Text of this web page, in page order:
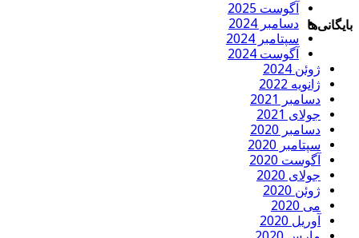
بایگانی‌ها
آگوست 2025
دسامبر 2024
سپتامبر 2024
آگوست 2024
ژوئن 2024
ژانویه 2022
دسامبر 2021
جولای 2021
دسامبر 2020
سپتامبر 2020
آگوست 2020
جولای 2020
ژوئن 2020
می 2020
آوریل 2020